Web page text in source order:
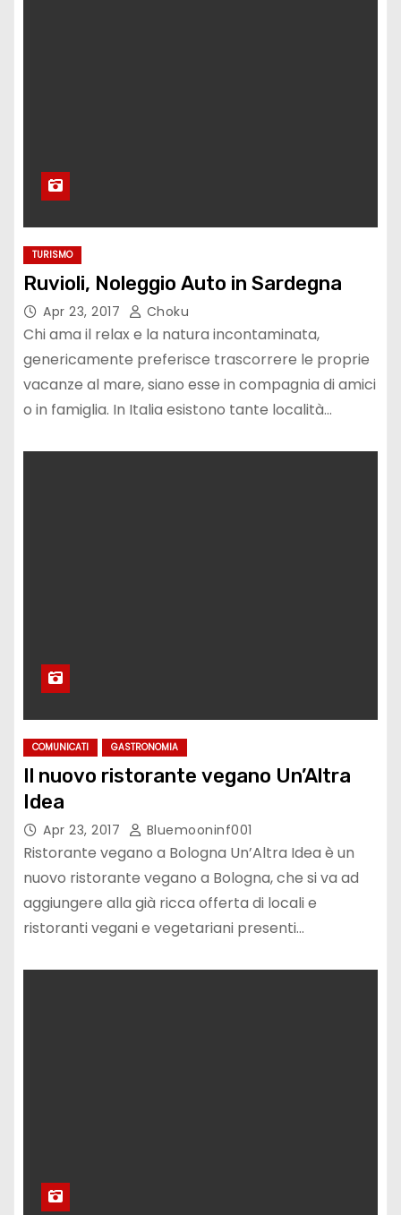
TURISMO
Ruvioli, Noleggio Auto in Sardegna
Apr 23, 2017 Choku
Chi ama il relax e la natura incontaminata,
genericamente preferisce trascorrere le proprie
vacanze al mare, siano esse in compagnia di amici
o in famiglia. In Italia esistono tante località…
COMUNICATI GASTRONOMIA
Il nuovo ristorante vegano Un’Altra
Idea
Apr 23, 2017 Bluemooninf001
Ristorante vegano a Bologna Un’Altra Idea è un
nuovo ristorante vegano a Bologna, che si va ad
aggiungere alla già ricca offerta di locali e
ristoranti vegani e vegetariani presenti…